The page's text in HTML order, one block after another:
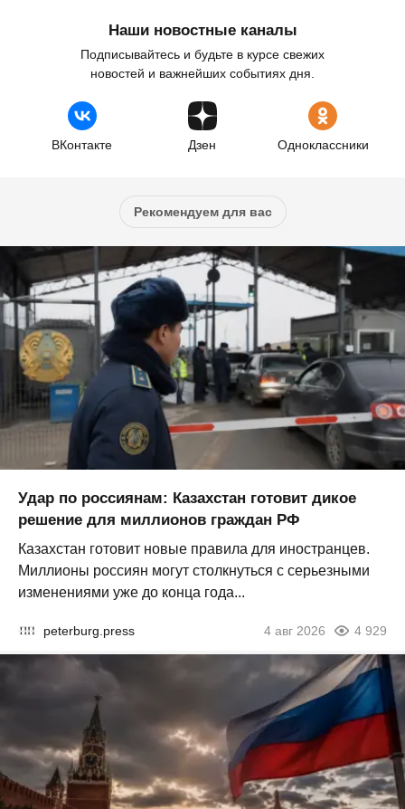
Наши новостные каналы
Подписывайтесь и будьте в курсе свежих
новостей и важнейших событиях дня.
ВКонтакте Дзен Одноклассники
Рекомендуем для вас
Удар по россиянам: Казахстан готовит дикое
решение для миллионов граждан РФ
Казахстан готовит новые правила для иностранцев.
Миллионы россиян могут столкнуться с серьезными
изменениями уже до конца года...
peterburg.press 4 авг 2026 4 929